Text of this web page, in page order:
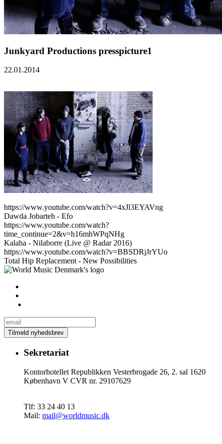
Junkyard Productions presspicture1
22.01.2014
https://www.youtube.com/watch?v=4xJl3EYAVng
Dawda Jobarteh - Efo
https://www.youtube.com/watch?
time_continue=2&v=h16mhWPqNHg
Kalaha - Nilaborre (Live @ Radar 2016)
https://www.youtube.com/watch?v=BBSDRjJrYUo
Total Hip Replacement - New Possibilities
Sekretariat
Kontorhotellet Republikken Vesterbrogade 26, 2. sal 1620
København V CVR nr. 29107629
Tlf: 33 24 40 13
Mail: mail@worldmusic.dk